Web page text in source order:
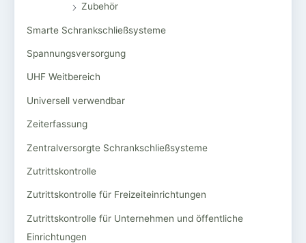
Zubehör
Smarte Schrankschließsysteme
Spannungsversorgung
UHF Weitbereich
Universell verwendbar
Zeiterfassung
Zentralversorgte Schrankschließsysteme
Zutrittskontrolle
Zutrittskontrolle für Freizeiteinrichtungen
Zutrittskontrolle für Unternehmen und öffentliche
Einrichtungen